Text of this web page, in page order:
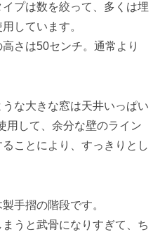
プは数を絞って、多くは埋
しています。
さは50センチ。通常より
な大きな窓は天井いっぱい
用して、余分な壁のライン
ことにより、すっきりとし
手摺の階段です。
うと武骨になりすぎて、ち